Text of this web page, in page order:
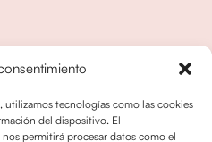
utilizamos tecnologías como las cookies
del dispositivo. El
permitirá procesar datos como el